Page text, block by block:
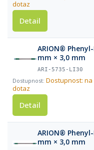
dotaz
Detail
ARION®
mm × 3,0 mm
ARI-5735-LI30
Dostupnost: na
dotaz
Detail
ARION®
mm × 3,0 mm